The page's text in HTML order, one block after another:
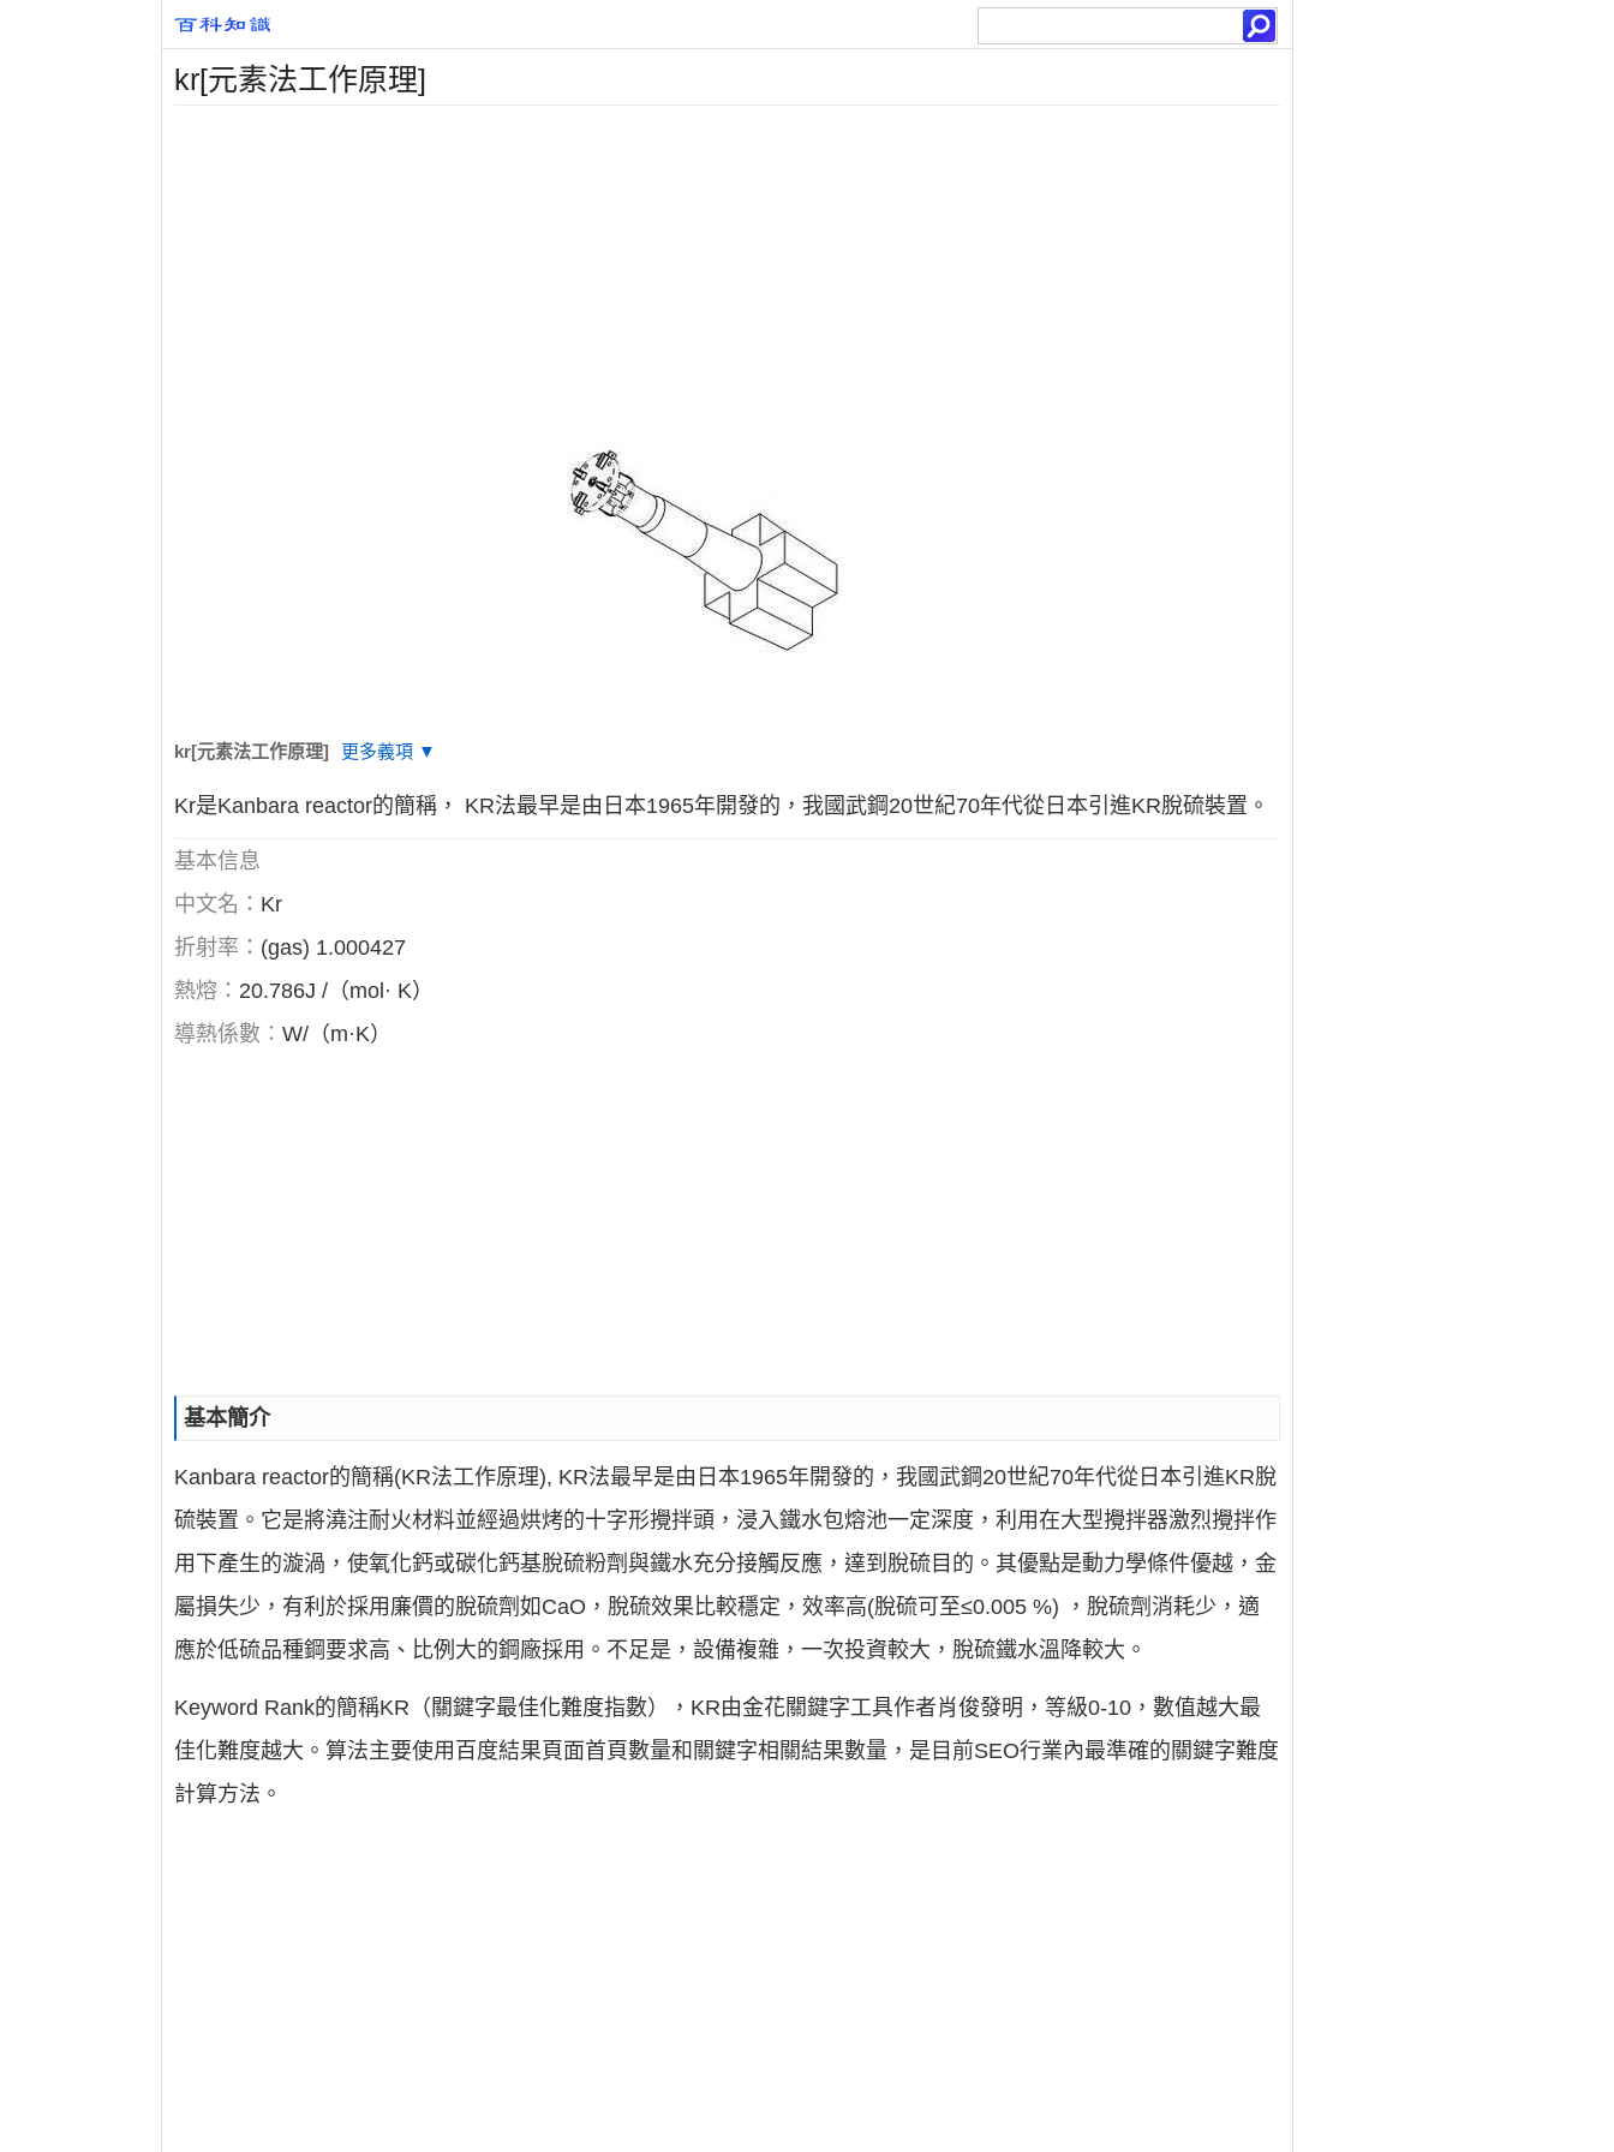
kr[元素法工作原理]
kr[元素法工作原理] 更多義項 ▼
Kr是Kanbara reactor的簡稱， KR法最早是由日本1965年開發的，我國武鋼20世紀70年代從日本引進KR脫硫裝置。
基本信息
中文名： Kr
折射率： (gas) 1.000427
熱熔： 20.786J /（mol· K）
導熱係數：W/（m·K）
基本簡介
Kanbara reactor的簡稱(KR法工作原理), KR法最早是由日本1965年開發的，我國武鋼20世紀70年代從日本引進KR脫
硫裝置。它是將澆注耐火材料並經過烘烤的十字形攪拌頭，浸入鐵水包熔池一定深度，利用在大型攪拌器激烈攪拌作
用下產生的漩渦，使氧化鈣或碳化鈣基脫硫粉劑與鐵水充分接觸反應，達到脫硫目的。其優點是動力學條件優越，金
屬損失少，有利於採用廉價的脫硫劑如CaO，脫硫效果比較穩定，效率高(脫硫可至≤0.005 %) ，脫硫劑消耗少，適
應於低硫品種鋼要求高、比例大的鋼廠採用。不足是，設備複雜，一次投資較大，脫硫鐵水溫降較大。
Keyword Rank的簡稱KR（關鍵字最佳化難度指數），KR由金花關鍵字工具作者肖俊發明，等級0-10，數值越大最
佳化難度越大。算法主要使用百度結果頁面首頁數量和關鍵字相關結果數量，是目前SEO行業內最準確的關鍵字難度
計算方法。